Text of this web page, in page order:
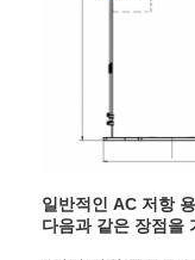
다중 머리 점 용접
표 점 용접기
매뉴얼 점 용접기
시임 용접 기계
일반적인 AC 저항
다음과 같은 장점을